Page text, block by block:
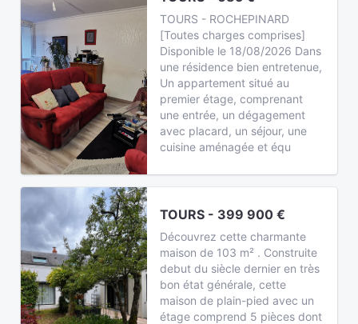
TOURS - ROCHEPINARD
[Toutes charges comprises]
Disponible le 18/08/2026 Dans
une résidence bien entretenue,
Un appartement situé au
premier étage, comprenant
une entrée, un dégagement
avec placard, un séjour, une
cuisine aménagée et équ
TOURS - 399 900 €
Découvrez cette charmante
maison de 103 m² . Construite
debut du siècle dernier en très
bon état générale, cette
maison de plain-pied avec un
étage comprend 5 pièces dont